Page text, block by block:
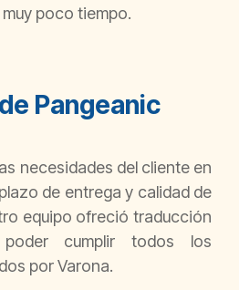
poco tiempo.
Pangeanic
necesidades del cliente en
de entrega y calidad de
equipo ofreció traducción
cumplir todos los
por Varona.